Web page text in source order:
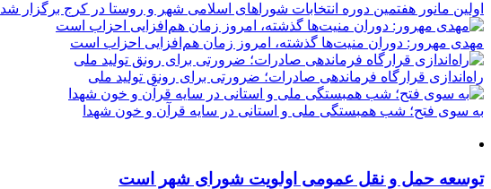
اولین مانور هفتمین دوره انتخابات شوراهای اسلامی شهر و روستا در کرج برگزار شد
مهدی مهرور: دوران منیت‌ها گذشته، امروز زمان هم‌افزایی احزاب است
راه‌اندازی قرارگاه فرماندهی صادرات؛ ضرورتی برای رونق تولید ملی
به سوی فتح؛ شب همبستگی ملی و استانی در سایه قرآن و خون شهدا
توسعه حمل و نقل عمومی اولویت شورای شهر است